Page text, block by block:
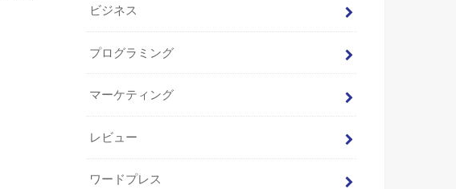
ビジネス
プログラミング
マーケティング
レビュー
ワードプレス